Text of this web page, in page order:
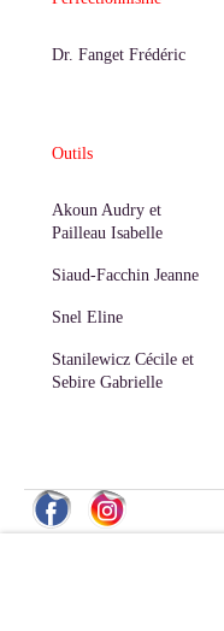
Dr. Fanget Frédéric
Outils
Akoun Audry et
Pailleau Isabelle
Siaud-Facchin Jeanne
Snel Eline
Stanilewicz Cécile et
Sebire Gabrielle